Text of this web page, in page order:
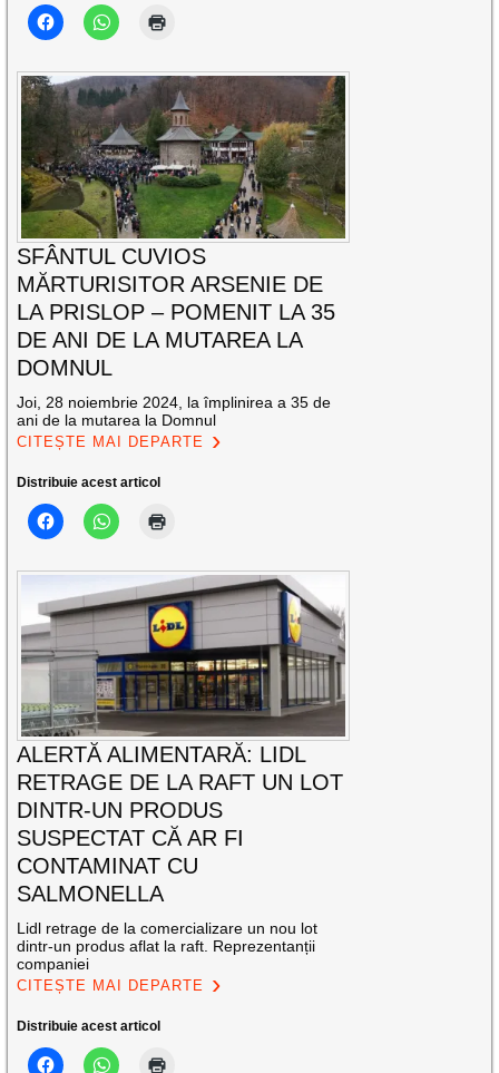
SFÂNTUL CUVIOS
MĂRTURISITOR ARSENIE DE
LA PRISLOP – POMENIT LA 35
DE ANI DE LA MUTAREA LA
DOMNUL
Joi, 28 noiembrie 2024, la împlinirea a 35 de
ani de la mutarea la Domnul
CITEȘTE MAI DEPARTE
Distribuie acest articol
ALERTĂ ALIMENTARĂ: LIDL
RETRAGE DE LA RAFT UN LOT
DINTR-UN PRODUS
SUSPECTAT CĂ AR FI
CONTAMINAT CU
SALMONELLA
Lidl retrage de la comercializare un nou lot
dintr-un produs aflat la raft. Reprezentanții
companiei
CITEȘTE MAI DEPARTE
Distribuie acest articol